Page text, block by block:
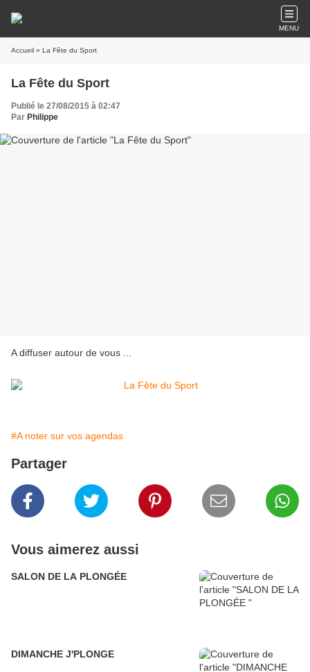
MENU
Accueil » La Fête du Sport
La Fête du Sport
Publié le 27/08/2015 à 02:47
Par Philippe
A diffuser autour de vous ...
#A noter sur vos agendas
Partager
Vous aimerez aussi
SALON DE LA PLONGÉE
DIMANCHE J'PLONGE